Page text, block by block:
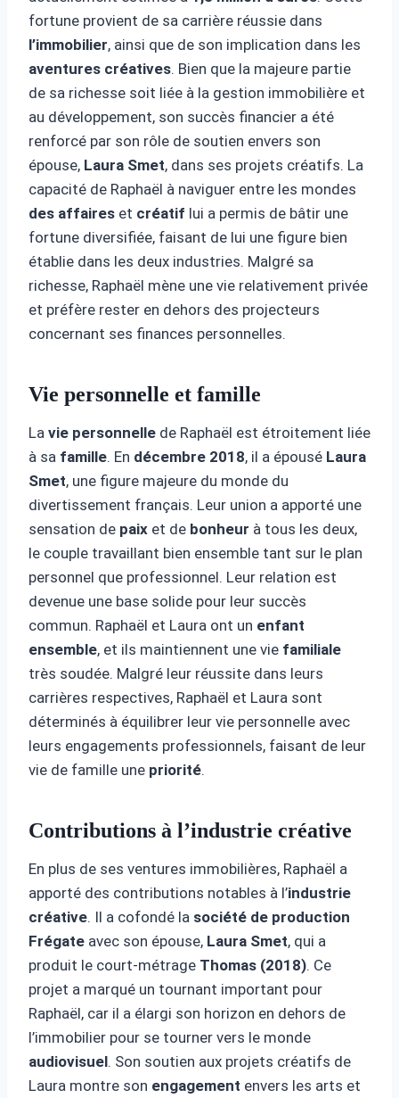
fortune provient de sa carrière réussie dans
l’immobilier, ainsi que de son implication dans les
aventures créatives. Bien que la majeure partie
de sa richesse soit liée à la gestion immobilière et
au développement, son succès financier a été
renforcé par son rôle de soutien envers son
épouse, Laura Smet, dans ses projets créatifs. La
capacité de Raphaël à naviguer entre les mondes
des affaires et créatif lui a permis de bâtir une
fortune diversifiée, faisant de lui une figure bien
établie dans les deux industries. Malgré sa
richesse, Raphaël mène une vie relativement privée
et préfère rester en dehors des projecteurs
concernant ses finances personnelles.
Vie personnelle et famille
La vie personnelle de Raphaël est étroitement liée
à sa famille. En décembre 2018, il a épousé Laura
Smet, une figure majeure du monde du
divertissement français. Leur union a apporté une
sensation de paix et de bonheur à tous les deux,
le couple travaillant bien ensemble tant sur le plan
personnel que professionnel. Leur relation est
devenue une base solide pour leur succès
commun. Raphaël et Laura ont un enfant
ensemble, et ils maintiennent une vie familiale
très soudée. Malgré leur réussite dans leurs
carrières respectives, Raphaël et Laura sont
déterminés à équilibrer leur vie personnelle avec
leurs engagements professionnels, faisant de leur
vie de famille une priorité.
Contributions à l’industrie créative
En plus de ses ventures immobilières, Raphaël a
apporté des contributions notables à l’industrie
créative. Il a cofondé la société de production
Frégate avec son épouse, Laura Smet, qui a
produit le court-métrage Thomas (2018). Ce
projet a marqué un tournant important pour
Raphaël, car il a élargi son horizon en dehors de
l’immobilier pour se tourner vers le monde
audiovisuel. Son soutien aux projets créatifs de
Laura montre son engagement envers les arts et